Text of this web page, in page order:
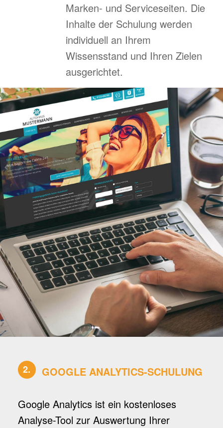
Marken- und Serviceseiten. Die
Inhalte der Schulung werden
individuell an Ihrem
Wissensstand und Ihren Zielen
ausgerichtet.
2. GOOGLE ANALYTICS-SCHULUNG
Google Analytics ist ein kostenloses
Analyse-Tool zur Auswertung Ihrer